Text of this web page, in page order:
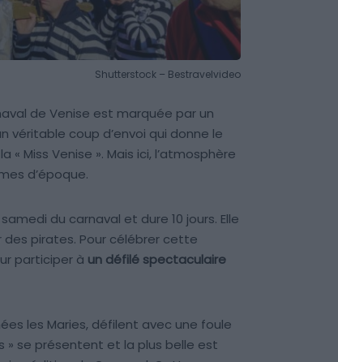
Shutterstock – Bestravelvideo
de Venise est marquée par un
véritable coup d’envoi qui donne le
Miss Venise ». Mais ici, l’atmosphère
d’époque.
du carnaval et dure 10 jours. Elle
pirates. Pour célébrer cette
participer à un défilé spectaculaire
les Maries, défilent avec une foule
» se présentent et la plus belle est